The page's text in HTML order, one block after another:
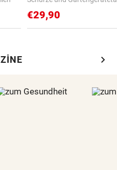
€29,90
chevron_right